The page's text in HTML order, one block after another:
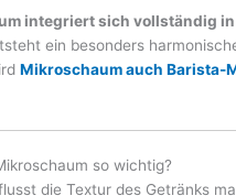
integriert sich vollständig in
ein besonders
Mikroschaum auch Barista-
so wichtig?
die Textur des Getränks